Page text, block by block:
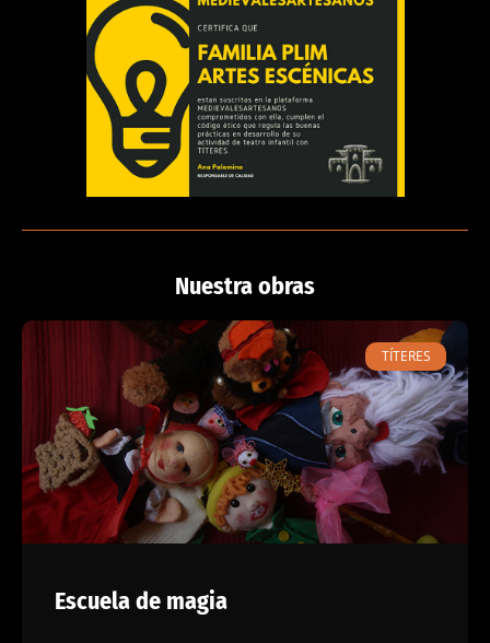
Nuestra obras
TÍTERES
Escuela de magia